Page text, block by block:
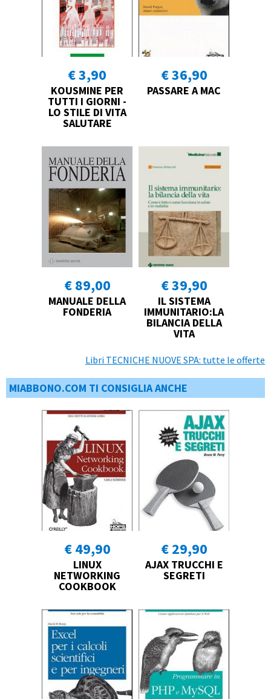
€ 3,90
KOUSMINE PER
TUTTI I GIORNI -
LO STILE DI VITA
SALUTARE
€ 36,90
PASSARE A MAC
€ 89,00
MANUALE DELLA
FONDERIA
€ 39,90
IL SISTEMA
IMMUNITARIO:LA
BILANCIA DELLA
VITA
Libri TECNICHE NUOVE SPA: tutte le offerte
MIABBONO.COM TI CONSIGLIA ANCHE
€ 49,90
LINUX
NETWORKING
COOKBOOK
€ 29,90
AJAX TRUCCHI E
SEGRETI